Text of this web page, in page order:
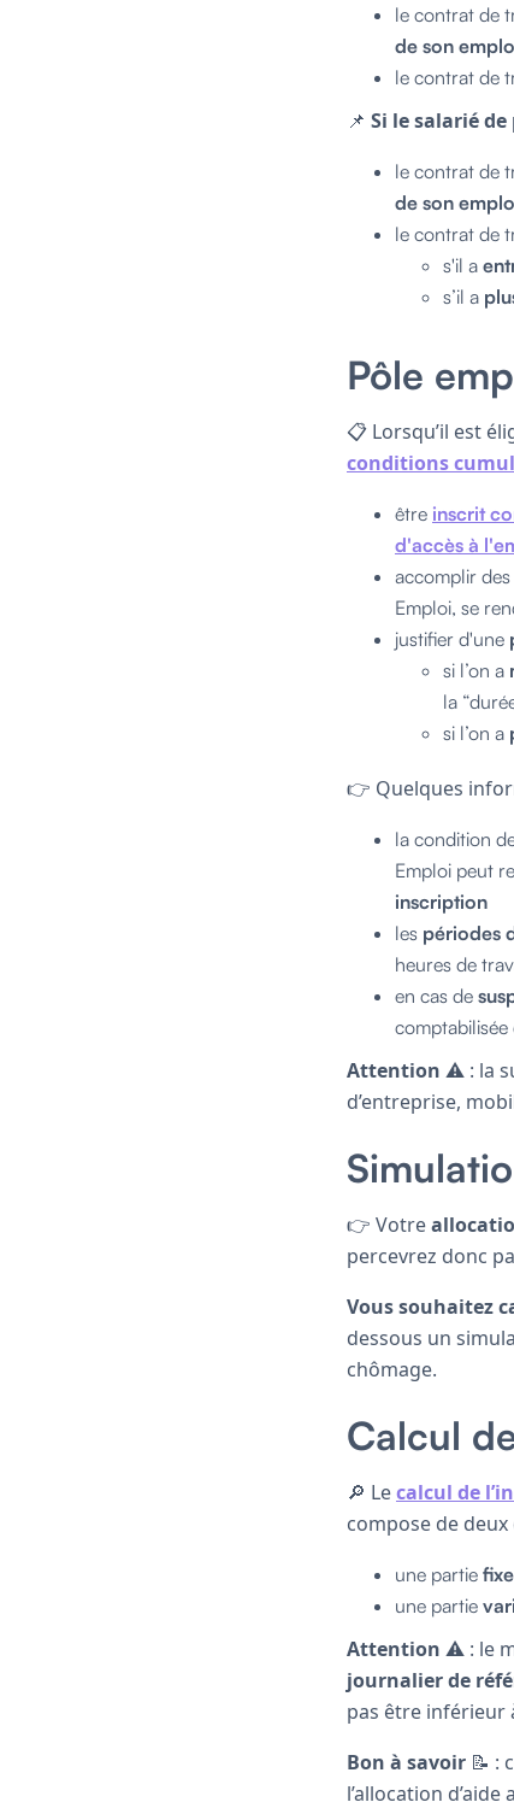
le contrat de
de son
le contrat de
📌 Si le salarié de
le contrat de
de son
le contrat de
s'il a
s’il a
Pôle
📋 Lorsqu’il est
conditions
être inscrit
d'accès à
accomplir des
Emploi, se
justifier d'une
si l’on a
la
si l’on a
👉 Quelques
la condition
Emploi peut
inscription
les périodes
heures de
en cas de
comptabilisée
Attention ⚠️ : la
d’entreprise,
👉 Votre
percevrez donc
Vous souhaitez
dessous un
chômage.
Calcul
🔎 Lecalcul de
compose de deux
une partie fixe
une partie
Attention ⚠️ : le
journalier de
pas être inférieur
Bon à savoir 📝 :
l’allocation